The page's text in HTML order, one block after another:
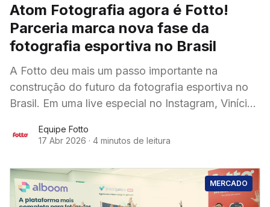
Atom Fotografia agora é Fotto!
Parceria marca nova fase da
fotografia esportiva no Brasil
A Fotto deu mais um passo importante na
construção do futuro da fotografia esportiva no
Brasil. Em uma live especial no Instagram, Vinícius
Equipe Fotto
17 Abr 2026 · 4 minutos de leitura
MERCADO